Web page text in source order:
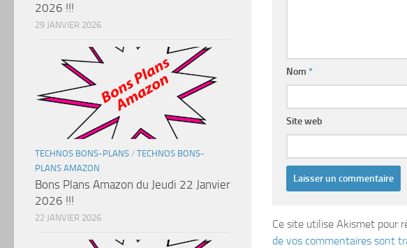
Nom *
Site web
Ce site utilise Akismet pour
de vos commentaires sont
2026 !!!
29 JANVIER 2026
TECHNOS BONS-PLANS / TECHNOS BONS-
PLANS AMAZON
Bons Plans Amazon du Jeudi 22 Janvier
2026 !!!
22 JANVIER 2026